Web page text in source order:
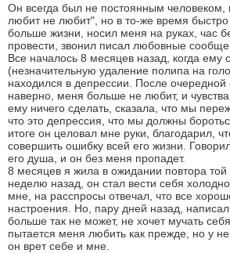
Он всегда был не постоянным человеком,
любит не любит", но в то-же время
больше жизни, носил меня на руках, час
провести, звонил писал любовные
Все началось 8 месяцев назад, когда ему
(незначительную удаление полипа на
находился в депрессии. После очередной
наверно, меня больше не любит, и
ему ничего сделать, сказала, что мы
что это депрессия, что мы должны
итоге он целовал мне руки, благодарил,
совершить ошибку всей его жизни.
его душа, и он без меня пропадет.
8 месяцев я жила в ожидании повтора той
неделю назад, он стал вести себя
мне, на расспросы отвечал, что все
настроения. Но, пару дней назад,
больше так не может, не хочет мучать
пытается меня любить как прежде, но у
он врет себе и мне.